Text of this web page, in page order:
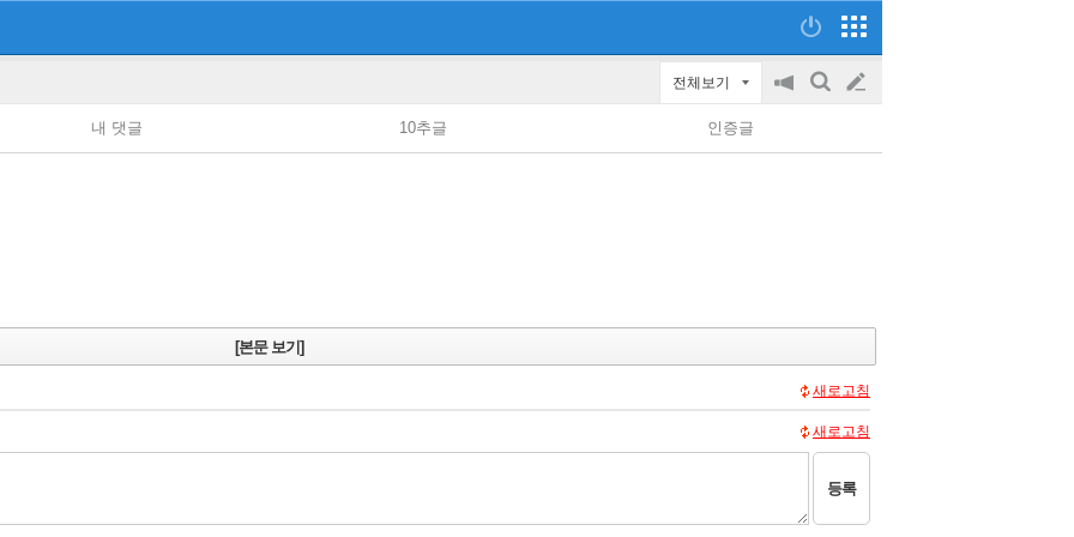
전체보기
공
on/off
검
글
쓰
내 댓글 10추글 인증글
[본문 보기]
새로고침
새로고침
등록